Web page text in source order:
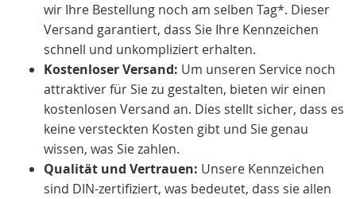
wir Ihre Bestellung noch am selben Tag*. Dieser
Versand garantiert, dass Sie Ihre Kennzeichen
schnell und unkompliziert erhalten.
Kostenloser Versand: Um unseren Service noch
attraktiver für Sie zu gestalten, bieten wir einen
kostenlosen Versand an. Dies stellt sicher, dass es
keine versteckten Kosten gibt und Sie genau
wissen, was Sie zahlen.
Qualität und Vertrauen: Unsere Kennzeichen
sind DIN-zertifiziert, was bedeutet, dass sie allen